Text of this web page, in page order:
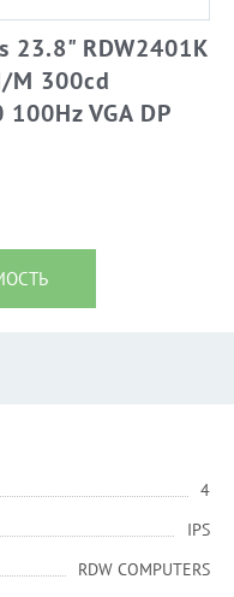
23.8" RDW2401K
M 300cd
VGA DP
4
IPS
RDW COMPUTERS